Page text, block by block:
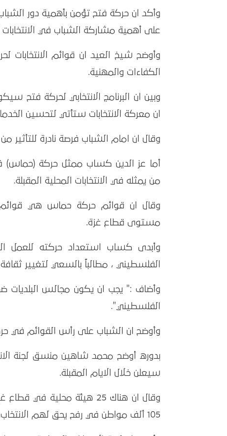
وأكد ان حركة فتح تؤمن بأهمية دور
على أهمية مشاركة الشباب في الانتخابات
وأوضح شيخ العيد ان قوائم
الكفاءات والمهنية.
وبين ان البرنامج الانتخابي لحركة فتح
ان معركة الانتخابات ستأتي لتحسين
وقال ان امام الشباب فرصة نادرة للتأثير
أما عز الدين كساب ممثل حركة (حماس)
من يمثله في الانتخابات المحلية المقبلة.
وقال ان قوائم حركة حماس هي
مستوى قطاع غزة.
وأبدى كساب استعداد حركته للعمل
الفلسطيني ، مطالباً بالسعي لتغيير ثقافة
وأضاف :" يجب ان يكون مجالس البلديات
الفلسطيني".
وأوضح ان الشباب على رأس القوائم في
بدوره أوضح محمد شاهين منسق لجنة
سيعلن خلال الايام المقبلة.
105 ألف مواطن في رفح يحق لهم الانتخاب.